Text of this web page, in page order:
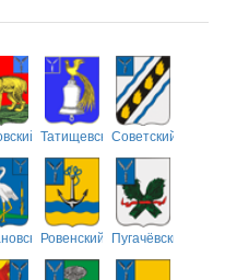
ТатищевскийСоветский
Ровенский Пугачёвский